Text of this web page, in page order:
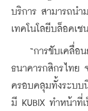
บริการ สามารถน
เทคโนโลยีบล็อคเช
“การขับเคลื่อนยุ
ธนาคารกสิกรไทย
ครอบคลุมทั้งระบ
มี KUBIX ทำหน้าที่